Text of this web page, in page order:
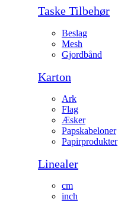
Taske Tilbehør
Beslag
Mesh
Gjordbånd
Karton
Ark
Flag
Æsker
Papskabeloner
Papirprodukter
Linealer
cm
inch